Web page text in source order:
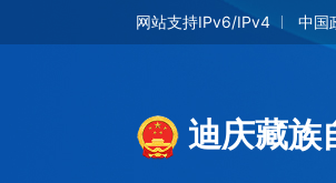
网站支持IPv6/IPv4 中国
迪庆藏族